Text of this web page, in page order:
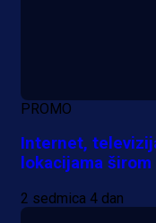
PROMO
Internet,
lokacijama
2 sedmica 4 dan